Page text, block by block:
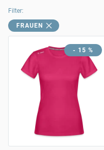
Filter:
FRAUEN
- 15 %